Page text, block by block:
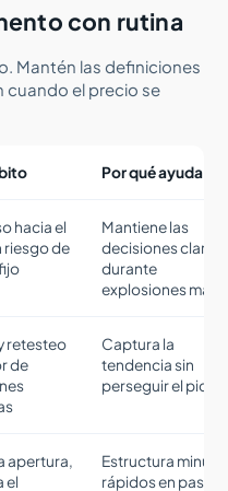
con rutina
Mantén las definiciones
cuando el precio se
Por qué ayuda
hacia el
riesgo de
Mantiene las
decisiones claras
durante
explosiones
retesteo
de
Captura la
tendencia sin
perseguir el pico
apertura,
el
Estructura
rápidos en pasos